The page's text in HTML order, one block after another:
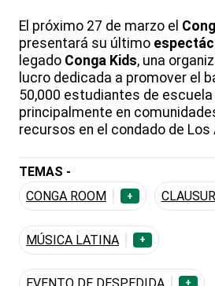
El próximo 27 de marzo el
presentará su último
legado Conga Kids, una
lucro dedicada a promover el
50,000 estudiantes de
principalmente en
recursos en el condado de Los
TEMAS -
CONGA ROOM
+
MÚSICA LATINA +
+